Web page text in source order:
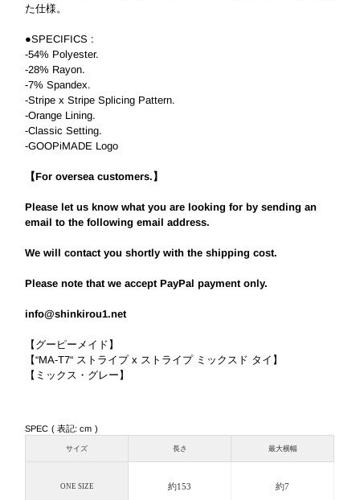
た仕様。
●SPECIFICS :
-54% Polyester.
-28% Rayon.
-7% Spandex.
-Stripe x Stripe Splicing Pattern.
-Orange Lining.
-Classic Setting.
-GOOPiMADE Logo
【For oversea customers.】
Please let us know what you are looking for by sending an
email to the following email address.
We will contact you shortly with the shipping cost.
Please note that we accept PayPal payment only.
info@shinkirou1.net
【グーピーメイド】
【“MA-T7“ ストライプ x ストライプ ミックスド タイ】
【ミックス・グレー】
SPEC ( 表記: cm )
サイズ 長さ 最大横幅
ONE SIZE 約153 約7